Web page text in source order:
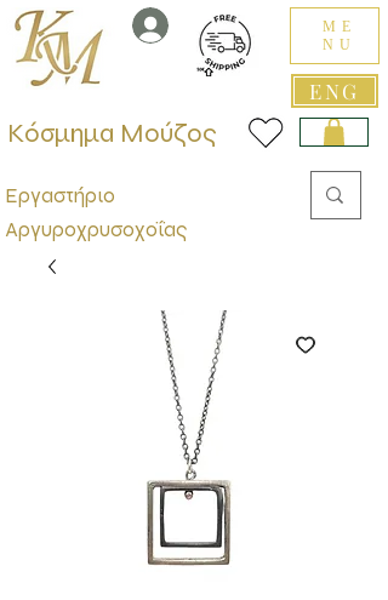
ENG
ME
NU
Εργαστήριο
Αργυροχρυσοχοΐας
Κόσμημα Μούζος